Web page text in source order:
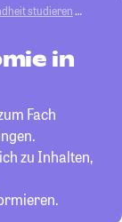
studieren
in
Fach
zu Inhalten,